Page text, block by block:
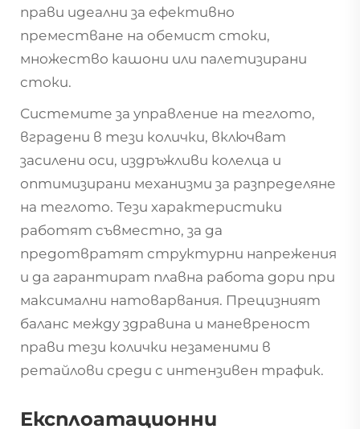
прави идеални за ефективно
преместване на обемист стоки,
множество кашони или палетизирани
стоки.
Системите за управление на теглото,
вградени в тези колички, включват
засилени оси, издръжливи колелца и
оптимизирани механизми за разпределяне
на теглото. Тези характеристики
работят съвместно, за да
предотвратят структурни напрежения
и да гарантират плавна работа дори при
максимални натоварвания. Прецизният
баланс между здравина и маневреност
прави тези колички незаменими в
ретайлови среди с интензивен трафик.
Експлоатационни